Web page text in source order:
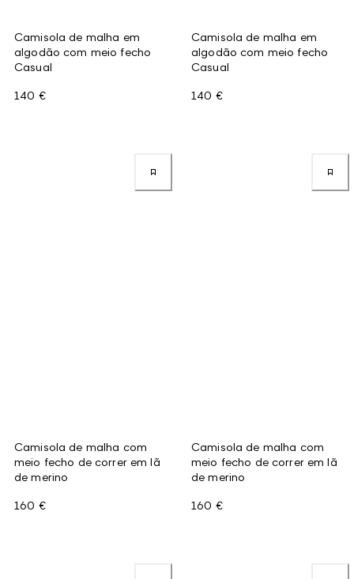
Camisola de malha em
algodão com meio fecho
Casual
140 €
Camisola de malha em
algodão com meio fecho
Casual
140 €
Camisola de malha com
meio fecho de correr em lã
de merino
160 €
Camisola de malha com
meio fecho de correr em lã
de merino
160 €